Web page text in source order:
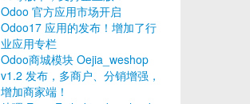
Odoo 官方应用市场开启
Odoo17 应用的发布！增加了行
业应用专栏
Odoo商城模块 Oejia_weshop
v1.2 发布，多商户、分销增强，
增加商家端！